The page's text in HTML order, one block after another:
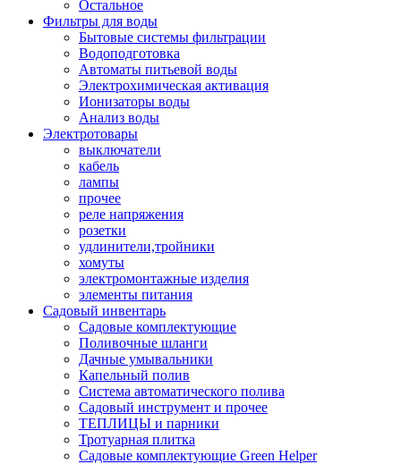
Остальное
Фильтры для воды
Бытовые системы фильтрации
Водоподготовка
Автоматы питьевой воды
Электрохимическая активация
Ионизаторы воды
Анализ воды
Электротовары
выключатели
кабель
лампы
прочее
реле напряжения
розетки
удлинители,тройники
хомуты
электромонтажные изделия
элементы питания
Садовый инвентарь
Садовые комплектующие
Поливочные шланги
Дачные умывальники
Капельный полив
Система автоматического полива
Садовый инструмент и прочее
ТЕПЛИЦЫ и парники
Тротуарная плитка
Садовые комплектующие Green Helper